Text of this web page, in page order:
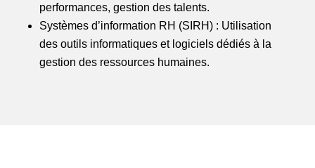
performances, gestion des talents.
Systèmes d’information RH (SIRH) : Utilisation
des outils informatiques et logiciels dédiés à la
gestion des ressources humaines.